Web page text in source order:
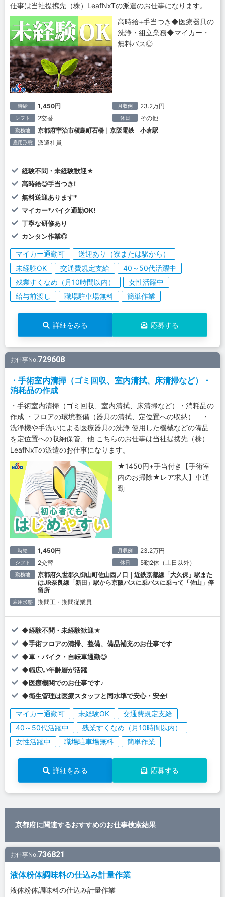
仕事は当社提携先（株）LeafNxTの派遣のお仕事になります。
高時給+手当つき◆医療器具の
洗浄・組立業務◆マイカー・
無料バス◎
時給 1,450円 月収例 23.2万円
シフト 2交替 休日 その他
勤務地 京都府宇治市槇島町石橋｜京阪電鉄 小倉駅
雇用形態 派遣社員
経験不問・未経験歓迎★
高時給◎手当つき!
無料送迎あります*
マイカー*バイク通勤OK!
丁寧な研修あり
カンタン作業◎
マイカー通勤可
送迎あり（寮または駅から）
未経験OK
交通費規定支給
40～50代活躍中
残業すくなめ（月10時間以内）
女性活躍中
給与前渡し
職場駐車場無料 簡単作業
詳細をみる 応募する
お仕事No.729608
・手術室内清掃（ゴミ回収、室内清拭、床清掃など）・
消耗品の作成
・手術室内清掃（ゴミ回収、室内清拭、床清掃など）・消耗品の
作成 ・フロアの環境整備（器具の清拭、定位置への収納） ・
洗浄機や手洗いによる医療器具の洗浄 使用した機械などの備品
を定位置への収納保管、他 こちらのお仕事は当社提携先（株）
LeafNxTの派遣のお仕事になります。
★1450円+手当付き【手術室
内のお掃除★レア求人】車通
勤
時給 1,450円 月収例 23.2万円
シフト 2交替 休日 5勤2休（土日以外）
勤務地
京都府久世郡久御山町佐山西ノ口｜近鉄京都線「大久保」駅また
はJR奈良線「新田」駅から京阪バスに乗バスに乗って「佐山」停
留所
雇用形態 期間工・期間従業員
◆経験不問・未経験歓迎★
◆手術フロアの清掃、整備、備品補充のお仕事です
◆車・バイク・自転車通勤◎
◆幅広い年齢層が活躍
◆医療機関でのお仕事です♪
◆衛生管理は医療スタッフと同水準で安心・安全!
マイカー通勤可 未経験OK
交通費規定支給
40～50代活躍中
残業すくなめ（月10時間以内）
女性活躍中
職場駐車場無料 簡単作業
詳細をみる 応募する
京都府に関連するおすすめのお仕事検索結果
お仕事No.736821
液体粉体調味料の仕込み計量作業
液体粉体調味料の仕込み計量作業